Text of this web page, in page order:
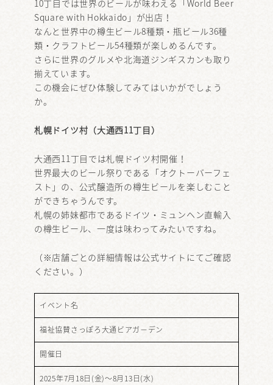
10丁目では世界のビールが味わえる「World Beer
Square with Hokkaido」が出店！
なんと世界中の樽生ビール8種類・瓶ビール36種
類・クラフトビール54種類が楽しめるんです。
さらに世界のグルメや北海道ジンギスカンも取り
揃えています。
この機会にぜひ体験してみてはいかがでしょう
か。
札幌ドイツ村（大通西11丁目）
大通西11丁目では札幌ドイツ村開催！
世界最大のビール祭りである「オクトーバーフェ
スト」の、公式醸造所の樽生ビールを楽しむこと
ができちゃうんです。
札幌の姉妹都市であるドイツ・ミュンヘン直輸入
の樽生ビール、一度は味わってみたいですね。
（※店舗ごとの詳細情報は公式サイトにてご確認
ください。）
イベント名
福祉協賛さっぽろ大通ビアガ－デン
開催日
2025年7月18日(金)～8月13日(水)